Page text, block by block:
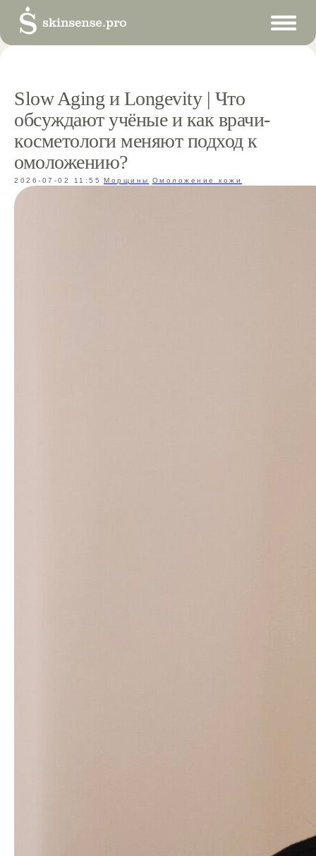
Slow Aging и Longevity | Что
обсуждают учёные и как врачи-
косметологи меняют подход к
омоложению?
2026-07-02 11:55 Морщины Омоложение кожи